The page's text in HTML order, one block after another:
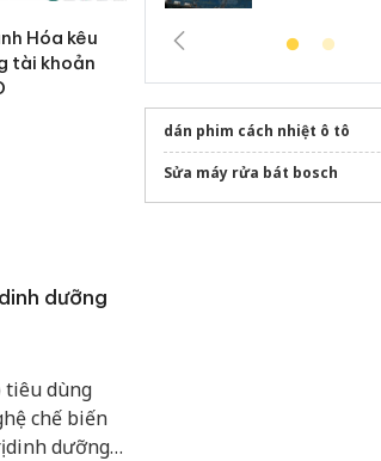
Hóa kêu
tài khoản
dưỡng
tiêu dùng
chế biến
dưỡng,
dán phim cách nhiệt ô tô
Sửa máy rửa bát bosch